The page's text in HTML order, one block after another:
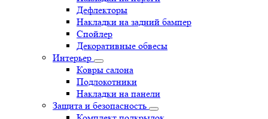
Дефлекторы
Накладки на задний бампер
Спойлер
Декоративные обвесы
Интерьер
Ковры салона
Подлокотники
Накладки на панели
Защита и безопасность